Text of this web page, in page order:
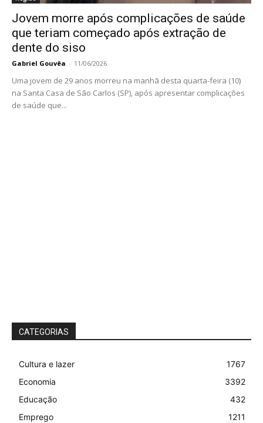
Jovem morre após complicações de saúde
que teriam começado após extração de
dente do siso
Gabriel Gouvêa - 11/06/2026
Uma jovem de 29 anos morreu na manhã desta quarta-feira (10)
na Santa Casa de São Carlos (SP), após apresentar complicações
de saúde que...
CATEGORIAS
Cultura e lazer
1767
Economia
3392
Educação
432
Emprego
1211